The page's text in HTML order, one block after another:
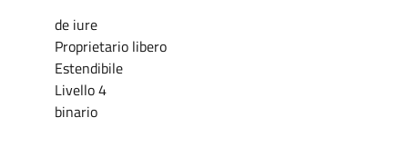
de iure
Proprietario libero
Estendibile
Livello 4
binario